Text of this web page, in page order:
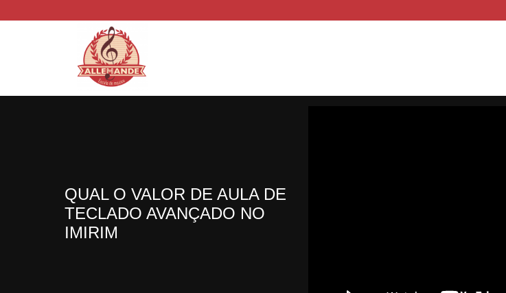
QUAL O VALOR DE AULA DE
TECLADO AVANÇADO NO
IMIRIM